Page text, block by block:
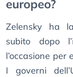
europeo?
Zelensky ha
subito dopo
l’occasione per
I governi